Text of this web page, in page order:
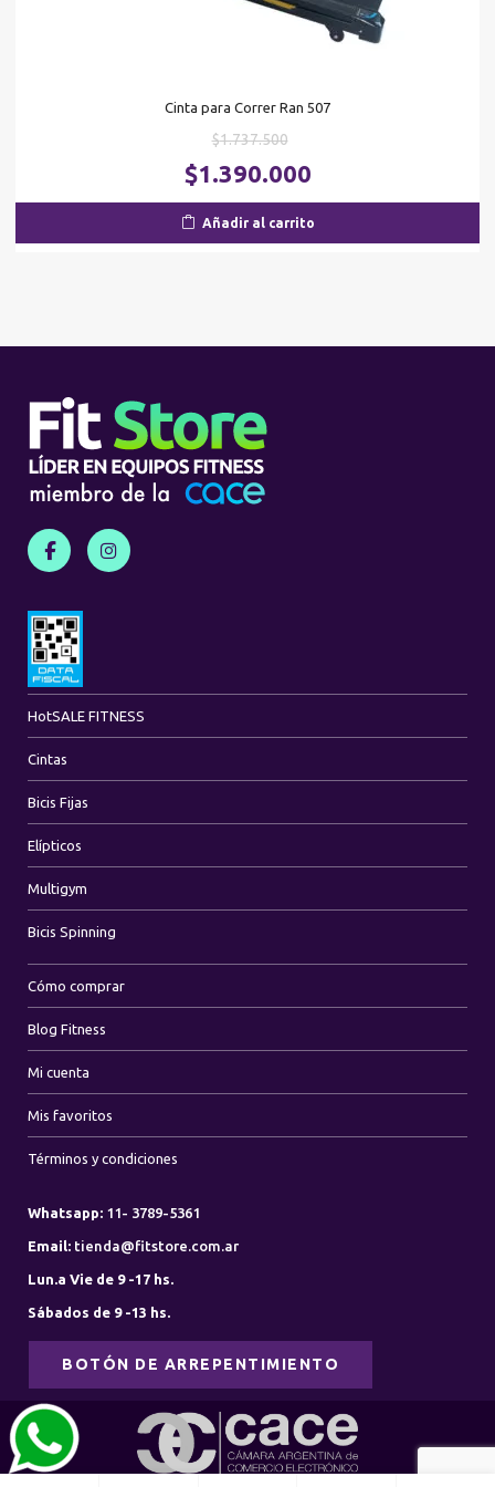
Cinta para Correr Ran 507
$1.737.500El
precio
original
era:
$1.390.000
Añadir al carrito
HotSALE FITNESS
Cintas
Bicis Fijas
Elípticos
Multigym
Bicis Spinning
Cómo comprar
Blog Fitness
Mi cuenta
Mis favoritos
Términos y condiciones
Whatsapp: 11- 3789-5361
Email: tienda@fitstore.com.ar
Lun.a Vie de 9 -17 hs.
Sábados de 9 -13 hs.
BOTÓN DE ARREPENTIMIENTO